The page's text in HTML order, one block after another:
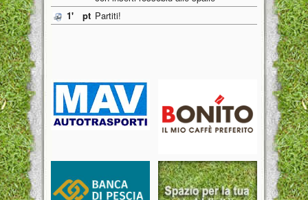
1'
pt Partiti!